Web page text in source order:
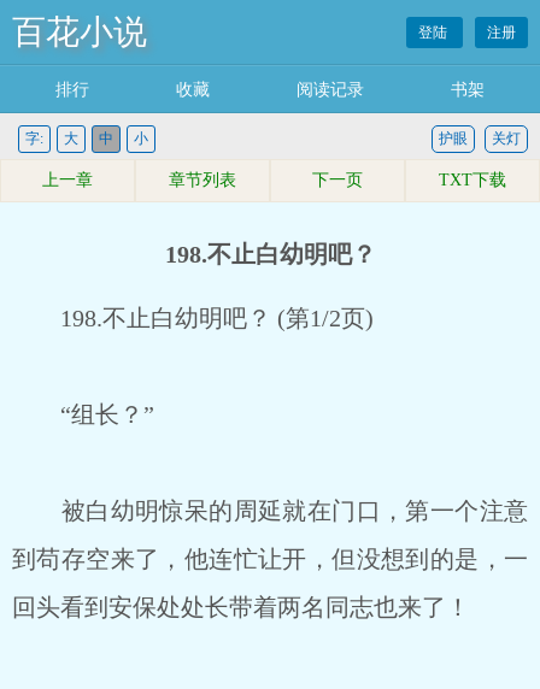
百花小说 登陆 注册
排行 收藏 阅读记录 书架
字: 大 中 小 关灯
护眼
上一章 章节列表 下一页 TXT下载
198.不止白幼明吧？
198.不止白幼明吧？ (第1/2页)
“组长？”
被白幼明惊呆的周延就在门口，第一个注意
到苟存空来了，他连忙让开，但没想到的是，一
回头看到安保处处长带着两名同志也来了！